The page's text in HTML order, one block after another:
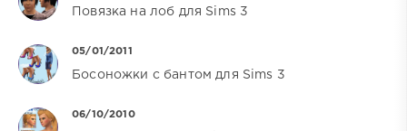
Повязка на лоб для Sims 3
05/01/2011
Босоножки с бантом для Sims 3
06/10/2010